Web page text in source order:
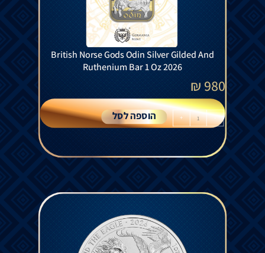
British Norse Gods Odin Silver Gilded And
Ruthenium Bar 1 Oz 2026
980
₪
-
+ הוספה לסל